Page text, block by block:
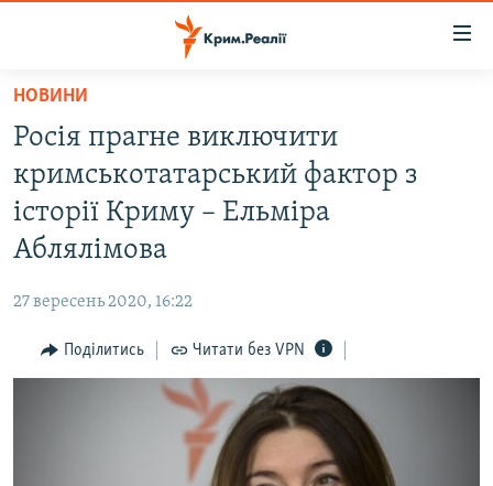
Перейти
основного
матеріалу
Перейти
до
основної
Перейти
пошуку
ВОДА.КРИМ
ВІДЕО ТА ФОТО
ПОЛІТИКА
ПОГЛЯД
ІНТЕРВ'Ю
ЯК ОБІЙТИ БЛОКУВАННЯ
НОВИНИ
Росія прагне виключити
кримськотатарський фактор з
історії Криму – Ельміра
Аблялімова
27 вересень 2020, 16:22
Поділитись Читати без VPN